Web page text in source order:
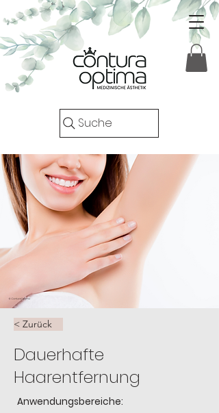
Suche
< Zurück
Dauerhafte
Haarentfernung
Anwendungsbereiche: